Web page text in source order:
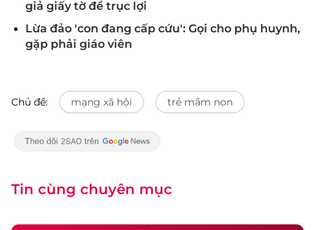
giả giấy tờ để trục lợi
Lừa đảo 'con đang cấp cứu': Gọi cho phụ huynh,
gặp phải giáo viên
Chủ đề: mạng xã hội trẻ mầm non
Tin cùng chuyên mục